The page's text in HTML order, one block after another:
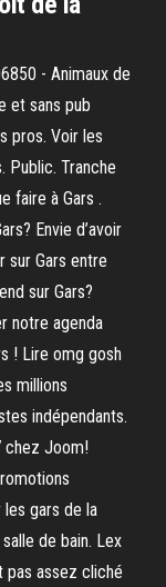
- Animaux de
et sans pub
pros. Voir les
Public. Tranche
faire à Gars .
Envie d’avoir
sur Gars entre
sur Gars?
notre agenda
! Lire omg gosh
millions
indépendants.
chez Joom!
gars de la
de bain. Lex
pas assez cliché